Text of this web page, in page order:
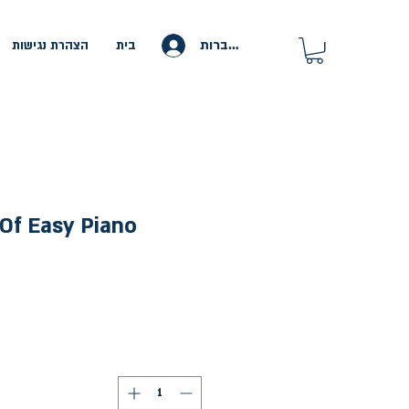
בית הצהרת נגישות להתחברות
Easy Piano